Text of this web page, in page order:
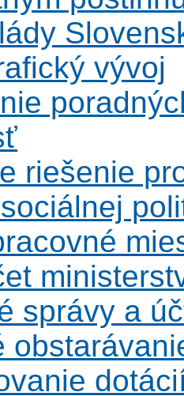
vývoj
riešenie
správy a